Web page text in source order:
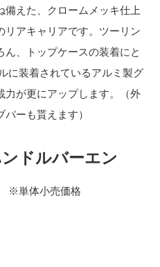
備えた、クロームメッキ仕上
リアキャリアです。ツーリン
、トップケースの装着にと
に装着されているアルミ製グ
力が更にアップします。（外
ーも貰えます）
ドルバーエン
※単体小売価格